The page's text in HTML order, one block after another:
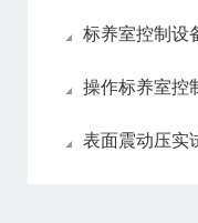
标养室控制设
操作标养室控
表面震动压实